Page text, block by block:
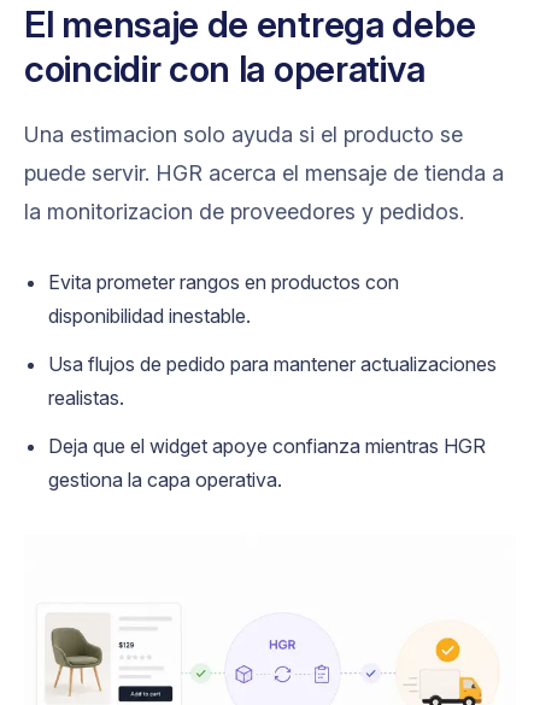
El mensaje de entrega debe
coincidir con la operativa
Una estimacion solo ayuda si el producto se
puede servir. HGR acerca el mensaje de tienda a
la monitorizacion de proveedores y pedidos.
Evita prometer rangos en productos con
disponibilidad inestable.
Usa flujos de pedido para mantener actualizaciones
realistas.
Deja que el widget apoye confianza mientras HGR
gestiona la capa operativa.